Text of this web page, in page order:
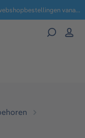
Geen administratie- en verzendkosten voor webshopbestellingen vanaf € 100,-.